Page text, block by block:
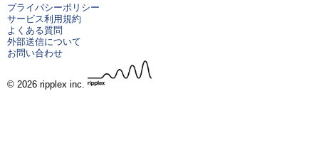
プライバシーポリシー
サービス利用規約
よくある質問
外部送信について
お問い合わせ
© 2026 ripplex inc.